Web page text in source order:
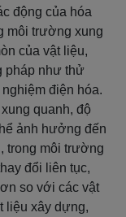
động của hóa
môi trường xung
của vật liệu,
pháp như thử
điện hóa.
quanh, độ
ảnh hưởng đến
trong môi trường
đổi liên tục,
so với các vật
liệu xây dựng,